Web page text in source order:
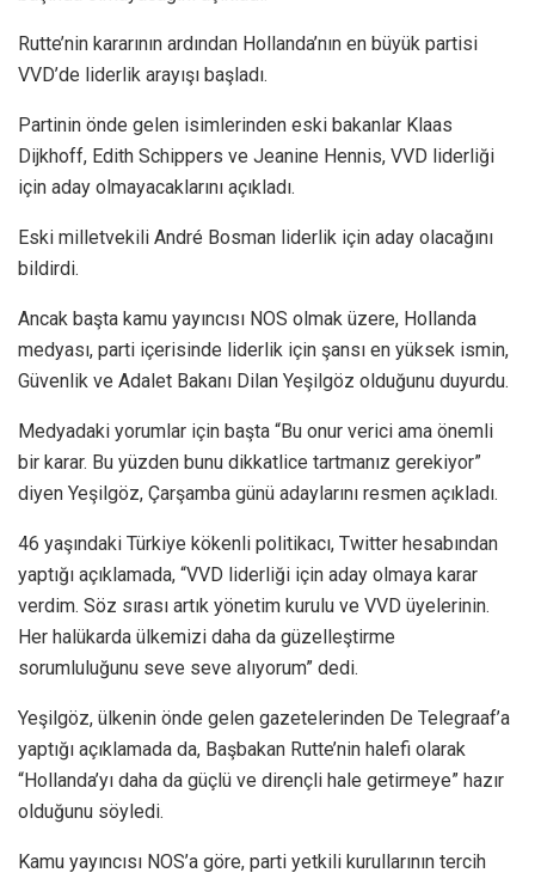
Rutte’nin kararının ardından Hollanda’nın en büyük partisi
VVD’de liderlik arayışı başladı.
Partinin önde gelen isimlerinden eski bakanlar Klaas
Dijkhoff, Edith Schippers ve Jeanine Hennis, VVD liderliği
için aday olmayacaklarını açıkladı.
Eski milletvekili André Bosman liderlik için aday olacağını
bildirdi.
Ancak başta kamu yayıncısı NOS olmak üzere, Hollanda
medyası, parti içerisinde liderlik için şansı en yüksek ismin,
Güvenlik ve Adalet Bakanı Dilan Yeşilgöz olduğunu duyurdu.
Medyadaki yorumlar için başta “Bu onur verici ama önemli
bir karar. Bu yüzden bunu dikkatlice tartmanız gerekiyor”
diyen Yeşilgöz, Çarşamba günü adaylarını resmen açıkladı.
46 yaşındaki Türkiye kökenli politikacı, Twitter hesabından
yaptığı açıklamada, “VVD liderliği için aday olmaya karar
verdim. Söz sırası artık yönetim kurulu ve VVD üyelerinin.
Her halükarda ülkemizi daha da güzelleştirme
sorumluluğunu seve seve alıyorum” dedi.
Yeşilgöz, ülkenin önde gelen gazetelerinden De Telegraaf’a
yaptığı açıklamada da, Başbakan Rutte’nin halefi olarak
“Hollanda’yı daha da güçlü ve dirençli hale getirmeye” hazır
olduğunu söyledi.
Kamu yayıncısı NOS’a göre, parti yetkili kurullarının tercih